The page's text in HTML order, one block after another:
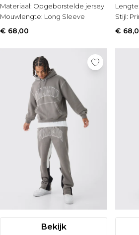
Materiaal: Opgeborstelde jersey
Mouwlengte: Long Sleeve
€ 68,00
Lengte:
Stijl:
€
Bekijk